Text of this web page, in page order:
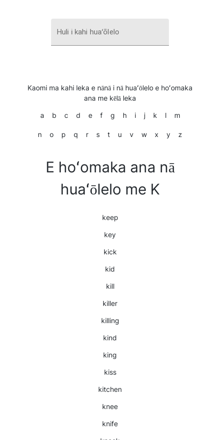
Huli i kahi huaʻōlelo
Kaomi ma kahi leka e nānā i nā huaʻōlelo e hoʻomaka
ana me kēlā leka
a b c d e f g h i j k l m
n o p q r s t u v w x y z
E hoʻomaka ana nā
huaʻōlelo me K
keep
key
kick
kid
kill
killer
killing
kind
king
kiss
kitchen
knee
knife